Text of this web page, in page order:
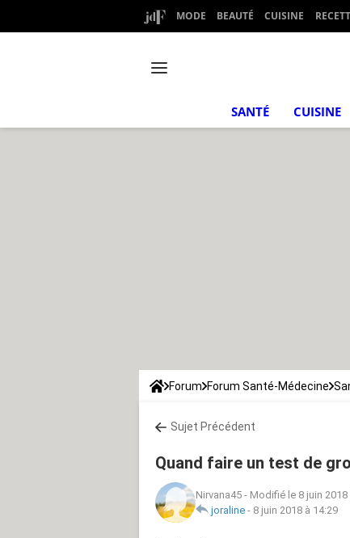
MODE BEAUTÉ CUISINE
SANTÉ CUISINE
Forum Forum Santé-Médecine
Sujet Précédent
Quand faire un test de
Nirvana45 - Modifié le 8 juin 2018
joraline - 8 juin 2018 à 14:29